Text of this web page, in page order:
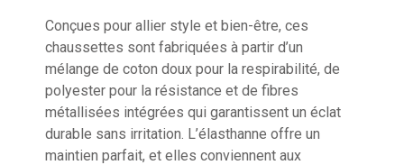
Conçues pour allier style et bien-être, ces
chaussettes sont fabriquées à partir d’un
mélange de coton doux pour la respirabilité, de
polyester pour la résistance et de fibres
métallisées intégrées qui garantissent un éclat
durable sans irritation. L’élasthanne offre un
maintien parfait, et elles conviennent aux